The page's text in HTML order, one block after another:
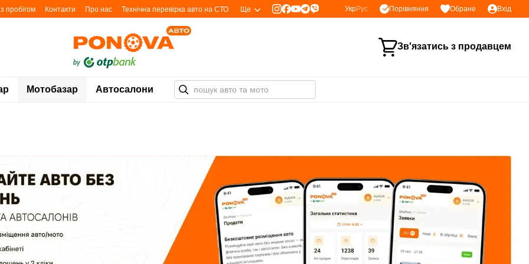
пробігом Контакти Про нас Технічна перевірка авто на СТО Ще УкрРус Порівняння Обране Вхід
Зв'язатись з продавцем
Мотобазар Автосалони